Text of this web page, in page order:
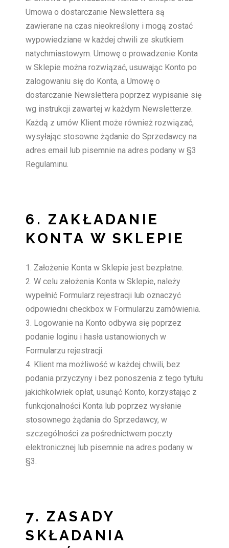
Umowa o dostarczanie Newslettera są
zawierane na czas nieokreślony i mogą zostać
wypowiedziane w każdej chwili ze skutkiem
natychmiastowym. Umowę o prowadzenie Konta
w Sklepie można rozwiązać, usuwając Konto po
zalogowaniu się do Konta, a Umowę o
dostarczanie Newslettera poprzez wypisanie się
wg instrukcji zawartej w każdym Newsletterze.
Każdą z umów Klient może również rozwiązać,
wysyłając stosowne żądanie do Sprzedawcy na
adres email lub pisemnie na adres podany w §3
Regulaminu.
6. ZAKŁADANIE
KONTA W SKLEPIE
Założenie Konta w Sklepie jest bezpłatne.
W celu założenia Konta w Sklepie, należy
wypełnić Formularz rejestracji lub oznaczyć
odpowiedni checkbox w Formularzu zamówienia.
Logowanie na Konto odbywa się poprzez
podanie loginu i hasła ustanowionych w
Formularzu rejestracji.
Klient ma możliwość w każdej chwili, bez
podania przyczyny i bez ponoszenia z tego tytułu
jakichkolwiek opłat, usunąć Konto, korzystając z
funkcjonalności Konta lub poprzez wysłanie
stosownego żądania do Sprzedawcy, w
szczególności za pośrednictwem poczty
elektronicznej lub pisemnie na adres podany w
§3.
7. ZASADY
SKŁADANIA